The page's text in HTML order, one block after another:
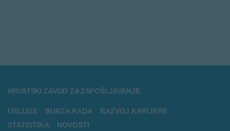
HRVATSKI ZAVOD ZA ZAPOŠLJAVANJE
USLUGE BURZA RADA
RAZVOJ KARIJERE
STATISTIKA
NOVOSTI